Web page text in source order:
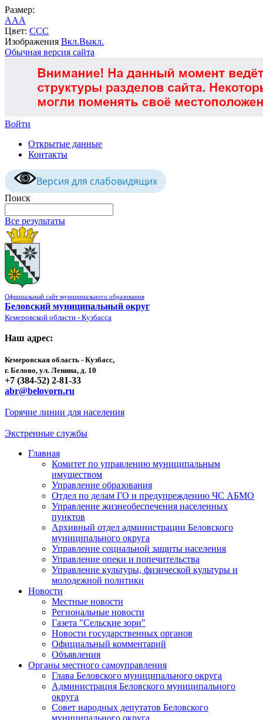
Размер:
AAA
Цвет: CCC
Изображения Вкл.Выкл.
Обычная версия сайта
Войти
Открытые данные
Контакты
Версия для слабовидящих
Поиск
Все результаты
Официальный сайт муниципального образования
Беловский муниципальный округ
Кемеровской области - Кузбасса
Наш адрес:
Кемеровская область - Кузбасс,
г. Белово, ул. Ленина, д. 10
+7 (384-52) 2-81-33
abr@belovorn.ru
Горячие линии для населения
Экстренные службы
Главная
Комитет по управлению муниципальным
имуществом
Управление образования
Отдел по делам ГО и предупреждению ЧС АБМО
Управление жизнеобеспечения населенных
пунктов
Архивный отдел администрации Беловского
муниципального округа
Управление социальной защиты населения
Управление опеки и попечительства
Управление культуры, физической культуры и
молодежной политики
Новости
Местные новости
Региональные новости
Газета "Сельские зори"
Новости государственных органов
Официальный комментарий
Объявления
Органы местного самоуправления
Глава Беловского муниципального округа
Администрация Беловского муниципального
округа
Совет народных депутатов Беловского
муниципального округа